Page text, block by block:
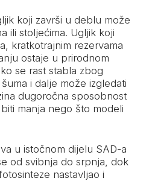
koji završi u deblu može
ili stoljećima. Ugljik koji
kratkotrajnim rezervama
ostaje u prirodnom
se rast stabla zbog
i dalje može izgledati
dugoročna sposobnost
manja nego što modeli
u istočnom dijelu SAD-a
od svibnja do srpnja, dok
nastavljao i